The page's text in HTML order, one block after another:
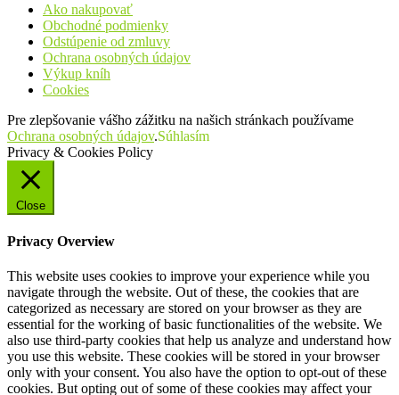
Ako nakupovať
Obchodné podmienky
Odstúpenie od zmluvy
Ochrana osobných údajov
Výkup kníh
Cookies
Pre zlepšovanie vášho zážitku na našich stránkach používame
Ochrana osobných údajov.Súhlasím
Privacy & Cookies Policy
Close
Privacy Overview
This website uses cookies to improve your experience while you
navigate through the website. Out of these, the cookies that are
categorized as necessary are stored on your browser as they are
essential for the working of basic functionalities of the website. We
also use third-party cookies that help us analyze and understand how
you use this website. These cookies will be stored in your browser
only with your consent. You also have the option to opt-out of these
cookies. But opting out of some of these cookies may affect your